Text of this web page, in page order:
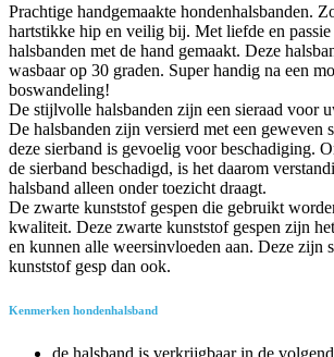
Prachtige handgemaakte hondenhalsbanden.
hartstikke hip en veilig bij. Met liefde en
halsbanden met de hand gemaakt. Deze
wasbaar op 30 graden. Super handig na een
boswandeling!
De stijlvolle halsbanden zijn een sieraad voor
De halsbanden zijn versierd met een geweven
deze sierband is gevoelig voor beschadiging.
de sierband beschadigd, is het daarom
halsband alleen onder toezicht draagt.
De zwarte kunststof gespen die gebruikt
kwaliteit. Deze zwarte kunststof gespen zijn
en kunnen alle weersinvloeden aan. Deze zijn
kunststof gesp dan ook.
Kenmerken hondenhalsband
de halsband is verkrijgbaar in de